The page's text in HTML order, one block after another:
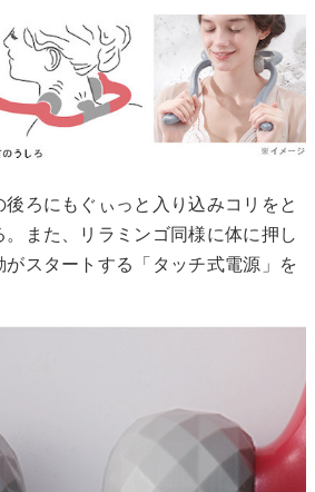
ろにもぐぃっと入り込みコリをと
。また、リラミンゴ同様に体に押し
がスタートする「タッチ式電源」を